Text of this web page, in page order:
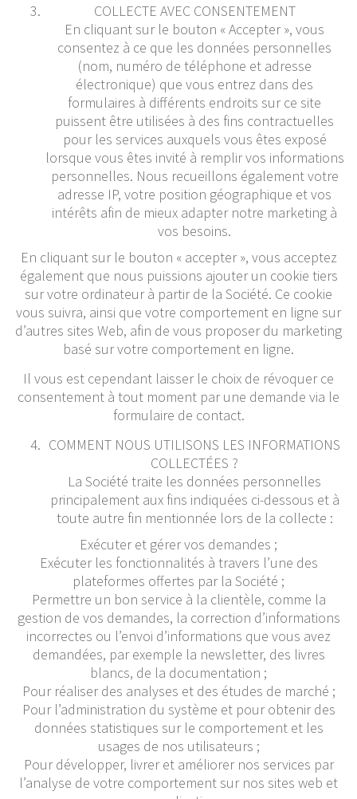
COLLECTE AVEC CONSENTEMENT
En cliquant sur le bouton « Accepter », vous
consentez à ce que les données personnelles
(nom, numéro de téléphone et adresse
électronique) que vous entrez dans des
formulaires à différents endroits sur ce site
puissent être utilisées à des fins contractuelles
pour les services auxquels vous êtes exposé
lorsque vous êtes invité à remplir vos informations
personnelles. Nous recueillons également votre
adresse IP, votre position géographique et vos
intérêts afin de mieux adapter notre marketing à
vos besoins.
En cliquant sur le bouton « accepter », vous acceptez
également que nous puissions ajouter un cookie tiers
sur votre ordinateur à partir de la Société. Ce cookie
vous suivra, ainsi que votre comportement en ligne sur
d’autres sites Web, afin de vous proposer du marketing
basé sur votre comportement en ligne.
Il vous est cependant laisser le choix de révoquer ce
consentement à tout moment par une demande via le
formulaire de contact.
COMMENT NOUS UTILISONS LES INFORMATIONS
COLLECTÉES ?
La Société traite les données personnelles
principalement aux fins indiquées ci-dessous et à
toute autre fin mentionnée lors de la collecte :
Exécuter et gérer vos demandes ;
Exécuter les fonctionnalités à travers l’une des
plateformes offertes par la Société ;
Permettre un bon service à la clientèle, comme la
gestion de vos demandes, la correction d’informations
incorrectes ou l’envoi d’informations que vous avez
demandées, par exemple la newsletter, des livres
blancs, de la documentation ;
Pour réaliser des analyses et des études de marché ;
Pour l’administration du système et pour obtenir des
données statistiques sur le comportement et les
usages de nos utilisateurs ;
Pour développer, livrer et améliorer nos services par
l’analyse de votre comportement sur nos sites web et